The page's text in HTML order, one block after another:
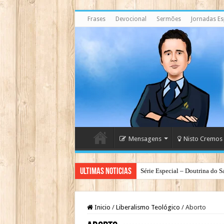
Frases Devocional Sermões Jornadas
Mensagens Nisto Cremos
Ultimas Noticias Série Especial – Doutrina do
Antes da Porta se Fechar: A
Inicio / Liberalismo Teológico / Aborto